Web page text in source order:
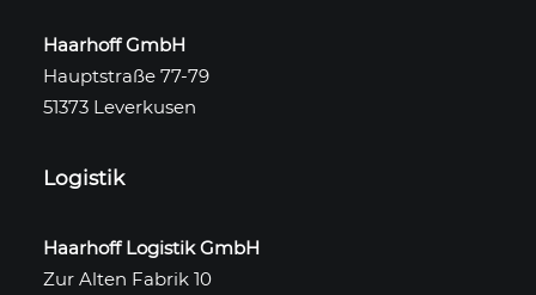
Haarhoff GmbH
Hauptstraße 77-79
51373 Leverkusen
Logistik
Haarhoff Logistik GmbH
Zur Alten Fabrik 10